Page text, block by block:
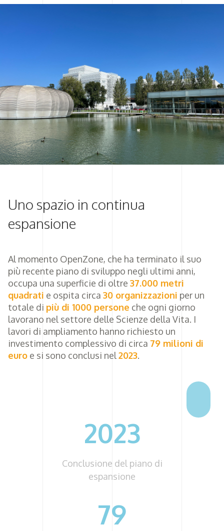
Uno spazio in continua
espansione
Al momento OpenZone, che ha terminato il suo
più recente piano di sviluppo negli ultimi anni,
occupa una superficie di oltre 37.000 metri
quadrati e ospita circa 30 organizzazioni per un
totale di più di 1000 persone che ogni giorno
lavorano nel settore delle Scienze della Vita. I
lavori di ampliamento hanno richiesto un
investimento complessivo di circa 79 milioni di
euro e si sono conclusi nel2023.
2023
Conclusione del piano di
espansione
79